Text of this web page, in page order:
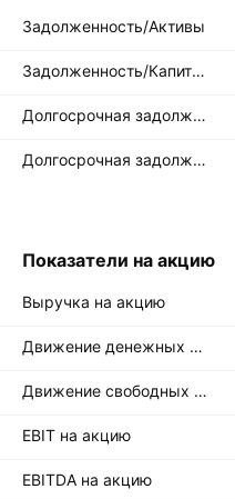
Задолженность/Активы
Задолженность/Капитал
Долгосрочная задолж./совокупные активы
Долгосрочная задолж./совокуп. капитал
Показатели на акцию
Выручка на акцию
Движение денежных средств от операционной деятельности на акцию
Движение свободных денежных средств на акцию
EBIT на акцию
EBITDA на акцию